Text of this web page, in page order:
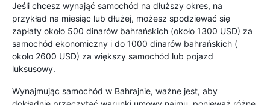
Jeśli chcesz wynająć samochód na dłuższy okres, na
przykład na miesiąc lub dłużej, możesz spodziewać się
zapłaty około 500 dinarów bahrańskich (około 1300 USD) za
samochód ekonomiczny i do 1000 dinarów bahrańskich (
około 2600 USD) za większy samochód lub pojazd
luksusowy.
Wynajmując samochód w Bahrajnie, ważne jest, aby